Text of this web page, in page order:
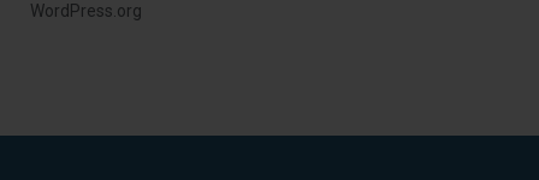
WordPress.org